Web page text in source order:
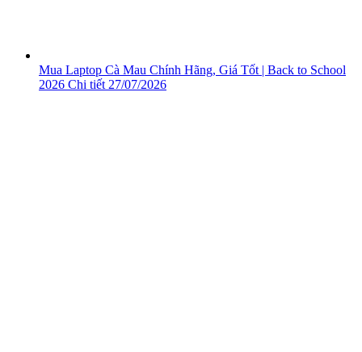
Mua Laptop Cà Mau Chính Hãng, Giá Tốt | Back to School
2026 Chi tiết 27/07/2026